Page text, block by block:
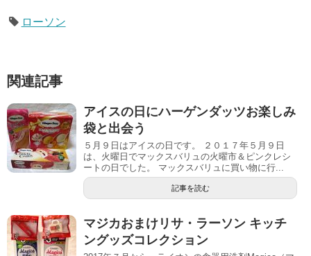
ローソン
関連記事
アイスの日にハーゲンダッツお楽しみ
袋と出会う
５月９日はアイスの日です。 ２０１７年５月９日
は、火曜日でマックスバリュの火曜市＆ピンクレシ
ートの日でした。 マックスバリュに買い物に行...
記事を読む
マジカおまけリサ・ラーソン キッチ
ングッズコレクション